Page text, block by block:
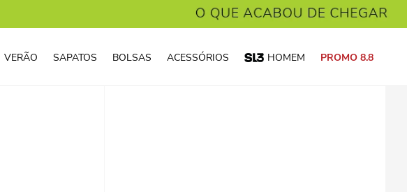
VERÃO SAPATOS BOLSAS ACESSÓRIOS HOMEM PROMO 8.8